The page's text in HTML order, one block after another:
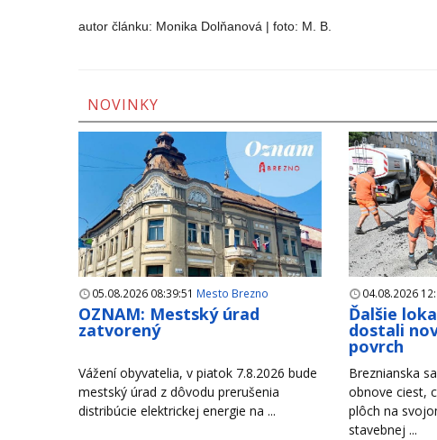
autor článku: Monika Dolňanová | foto: M. B.
NOVINKY
05.08.2026 08:39:51 Mesto Brezno
OZNAM: Mestský úrad
zatvorený
Vážení obyvatelia, v piatok 7.8.2026 bude
mestský úrad z dôvodu prerušenia
distribúcie elektrickej energie na ...
04.08.2026
Ďalšie
dostali
povrch
Breznianska
obnove ciest,
plôch na
stavebnej ...